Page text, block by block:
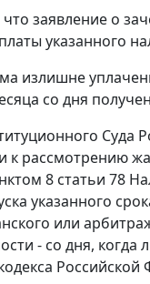
заявление о
указанного
излишне
со дня
к рассмотрению
8 статьи 78
указанного
или
- со дня,